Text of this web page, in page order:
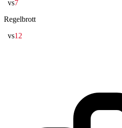
vs7
Regelbrott
vs12